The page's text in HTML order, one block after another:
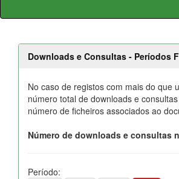
Downloads e Consultas - Períodos
No caso de registos com mais do que
número total de downloads e
número de ficheiros associados ao
Número de downloads e consultas
Período: